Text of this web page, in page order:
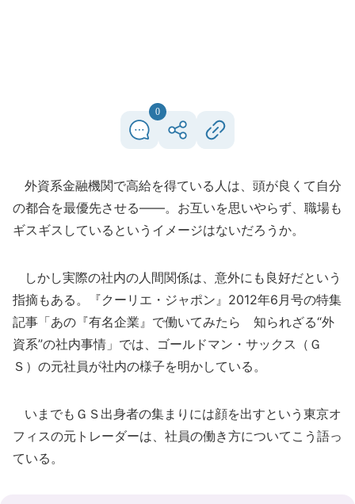
0
外資系金融機関で高給を得ている人は、頭が良くて自分
の都合を最優先させる――。お互いを思いやらず、職場も
ギスギスしているというイメージはないだろうか。
しかし実際の社内の人間関係は、意外にも良好だという
指摘もある。『クーリエ・ジャポン』2012年6月号の特集
記事「あの『有名企業』で働いてみたら 知られざる“外
資系”の社内事情」では、ゴールドマン・サックス（Ｇ
Ｓ）の元社員が社内の様子を明かしている。
いまでもＧＳ出身者の集まりには顔を出すという東京オ
フィスの元トレーダーは、社員の働き方についてこう語っ
ている。